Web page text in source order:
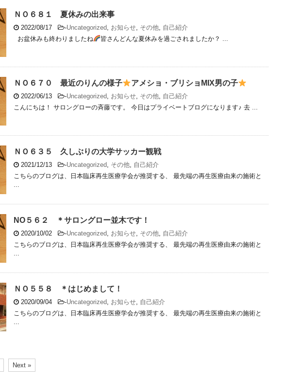
ＮＯ６８１ 夏休みの出来事
2022/08/17 -Uncategorized, お知らせ, その他, 自己紹介
お盆休みも終わりましたね
皆さんどんな夏休みを過ごされましたか？ ...
ＮＯ６７０ 最近のりんの様子 アメショ・ブリショMIX男の子
2022/06/13 -Uncategorized, お知らせ, その他, 自己紹介
こんにちは！ サロングローの斉藤です。 今日はプライベートブログになります♪ 去 ...
ＮＯ６３５ 久しぶりの大学サッカー観戦
2021/12/13 -Uncategorized, その他, 自己紹介
こちらのブログは、日本臨床再生医療学会が推奨する、 最先端の再生医療由来の施術と
...
NO５６２ ＊サロングロー並木です！
2020/10/02 -Uncategorized, お知らせ, その他, 自己紹介
こちらのブログは、日本臨床再生医療学会が推奨する、 最先端の再生医療由来の施術と
...
ＮＯ５５８ ＊はじめまして！
2020/09/04 -Uncategorized, お知らせ, 自己紹介
こちらのブログは、日本臨床再生医療学会が推奨する、 最先端の再生医療由来の施術と
...
Next »